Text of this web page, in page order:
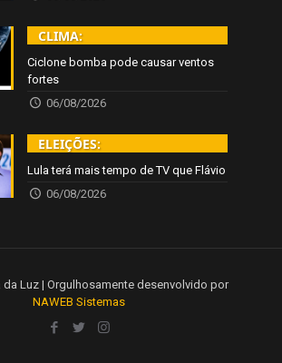
CLIMA:
Ciclone bomba pode causar ventos
fortes
06/08/2026
ELEIÇÕES:
Lula terá mais tempo de TV que Flávio
06/08/2026
da Luz | Orgulhosamente desenvolvido por
NAWEB Sistemas